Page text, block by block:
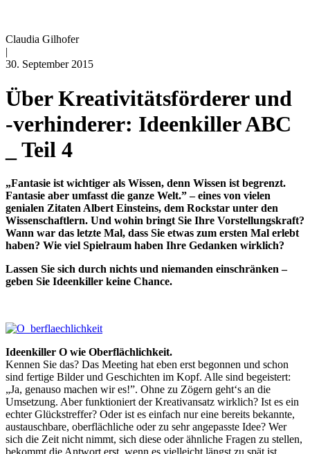
Claudia Gilhofer
|
30. September 2015
Über Kreativitätsförderer und
-verhinderer: Ideenkiller ABC
_ Teil 4
„Fantasie ist wichtiger als Wissen, denn Wissen ist begrenzt.
Fantasie aber umfasst die ganze Welt.” – eines von vielen
genialen Zitaten Albert Einsteins, dem Rockstar unter den
Wissenschaftlern. Und wohin bringt Sie Ihre Vorstellungskraft?
Wann war das letzte Mal, dass Sie etwas zum ersten Mal erlebt
haben? Wie viel Spielraum haben Ihre Gedanken wirklich?
Lassen Sie sich durch nichts und niemanden einschränken –
geben Sie Ideenkiller keine Chance.
Ideenkiller O wie Oberflächlichkeit.
Kennen Sie das? Das Meeting hat eben erst begonnen und schon
sind fertige Bilder und Geschichten im Kopf. Alle sind begeistert:
„Ja, genauso machen wir es!”. Ohne zu Zögern geht‘s an die
Umsetzung. Aber funktioniert der Kreativansatz wirklich? Ist es ein
echter Glückstreffer? Oder ist es einfach nur eine bereits bekannte,
austauschbare, oberflächliche oder zu sehr angepasste Idee? Wer
sich die Zeit nicht nimmt, sich diese oder ähnliche Fragen zu stellen,
bekommt die Antwort erst, wenn es vielleicht längst zu spät ist.